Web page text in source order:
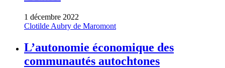
1 décembre 2022
Clotilde Aubry de Maromont
L’autonomie économique des
communautés autochtones